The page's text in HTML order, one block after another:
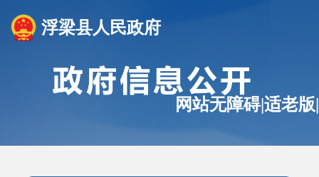
浮梁县人民政府
网站无障碍|适老版|